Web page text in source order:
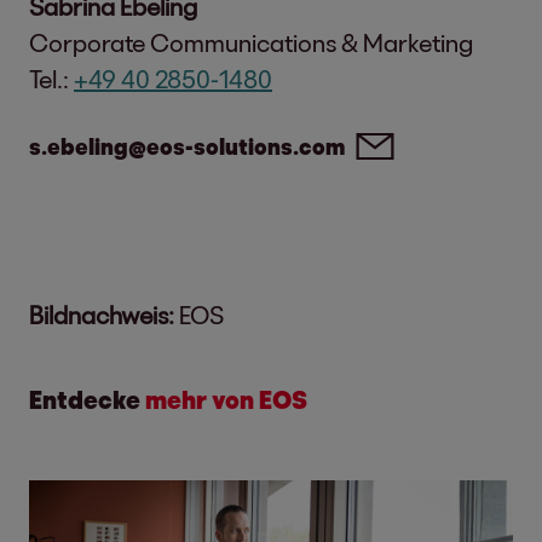
Sabrina Ebeling
Corporate Communications & Marketing
Tel.: +49 40 2850-1480
s.ebeling@eos-solutions.com
Bildnachweis: EOS
Entdecke mehr von EOS